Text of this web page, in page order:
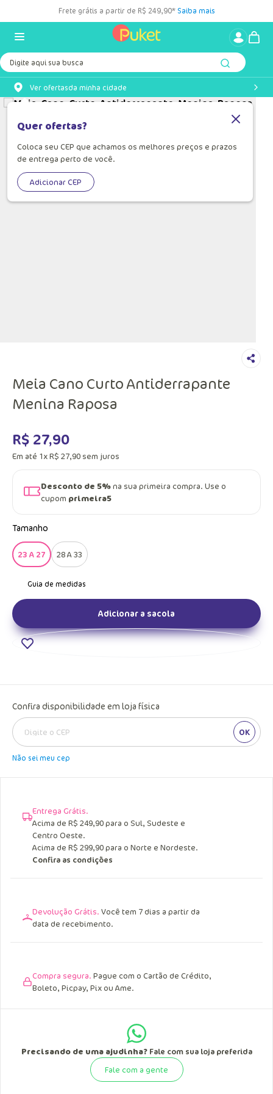
Frete grátis a partir de R$ 249,90* Saiba mais
Digite aqui sua busca
Ver ofertasda minha cidade
Quer ofertas?
Coloca seu CEP que achamos os melhores preços e prazos
de entrega perto de você.
Adicionar CEP
Meia Cano Curto Antiderrapante
Menina Raposa
R$ 27,90
Em até 1xR$ 27,90 sem juros
Desconto de 5%na sua primeira compra. Use o
cupom primeira5
Tamanho
23 A 27 28 A 33
Adicionar a sacola
Confira disponibilidade em loja física
OK
Não sei meu cep
Entrega Grátis.
Acima de R$ 249,90 para o Sul, Sudeste e
Centro Oeste.
Acima de R$ 299,90 para o Norte e Nordeste.
Confira as condições
Devolução Grátis. Você tem 7 dias a partir da
data de recebimento.
Compra segura. Pague com o Cartão de Crédito,
Boleto, Picpay, Pix ou Ame.
Precisando de uma ajudinha?Fale com sua loja preferida
Fale com a gente